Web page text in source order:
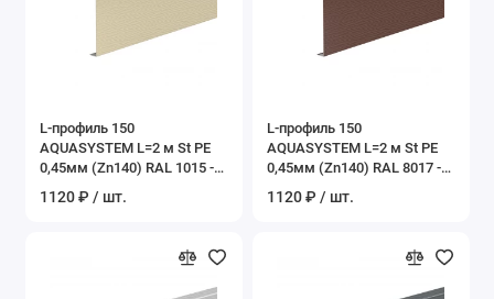
L-профиль 150
AQUASYSTEM L=2 м St PE
0,45мм (Zn140) RAL 1015 -
1120 ₽ / шт.
L-профиль 150
AQUASYSTEM L=2 м St PE
0,45мм (Zn140) RAL 8017 -
1120 ₽ / шт.